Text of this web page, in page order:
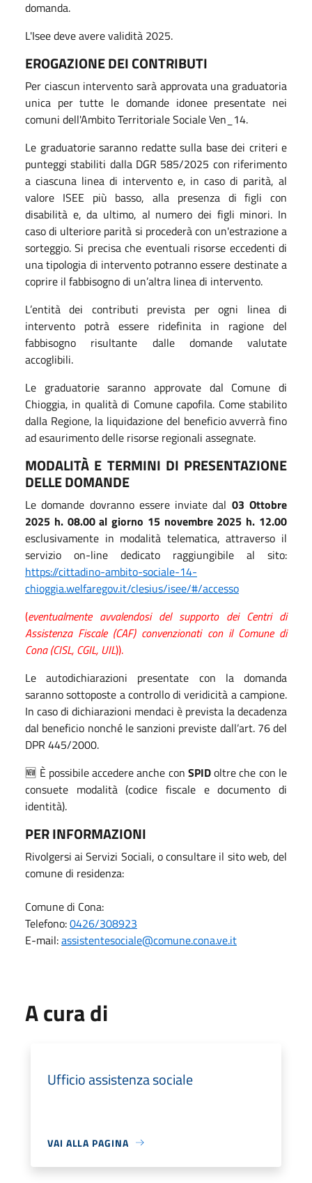
domanda.
L'Isee deve avere validità 2025.
EROGAZIONE DEI CONTRIBUTI
Per ciascun intervento sarà approvata una graduatoria
unica per tutte le domande idonee presentate nei
comuni dell'Ambito Territoriale Sociale Ven_14.
Le graduatorie saranno redatte sulla base dei criteri e
punteggi stabiliti dalla DGR 585/2025 con riferimento
a ciascuna linea di intervento e, in caso di parità, al
valore ISEE più basso, alla presenza di figli con
disabilità e, da ultimo, al numero dei figli minori. In
caso di ulteriore parità si procederà con un'estrazione a
sorteggio. Si precisa che eventuali risorse eccedenti di
una tipologia di intervento potranno essere destinate a
coprire il fabbisogno di un’altra linea di intervento.
L’entità dei contributi prevista per ogni linea di
intervento potrà essere ridefinita in ragione del
fabbisogno risultante dalle domande valutate
accoglibili.
Le graduatorie saranno approvate dal Comune di
Chioggia, in qualità di Comune capofila. Come stabilito
dalla Regione, la liquidazione del beneficio avverrà fino
ad esaurimento delle risorse regionali assegnate.
MODALITÀ E TERMINI DI PRESENTAZIONE
DELLE DOMANDE
Le domande dovranno essere inviate dal 03 Ottobre
2025 h. 08.00 al giorno 15 novembre 2025 h. 12.00
esclusivamente in modalità telematica, attraverso il
servizio on-line dedicato raggiungibile al sito:
https://cittadino-ambito-sociale-14-
chioggia.welfaregov.it/clesius/isee/#/accesso
(eventualmente avvalendosi del supporto dei Centri di
Assistenza Fiscale (CAF) convenzionati con il Comune di
Cona (CISL, CGIL, UIL)).
Le autodichiarazioni presentate con la domanda
saranno sottoposte a controllo di veridicità a campione.
In caso di dichiarazioni mendaci è prevista la decadenza
dal beneficio nonché le sanzioni previste dall’art. 76 del
DPR 445/2000.
🆕​ È possibile accedere anche con SPIDoltre che con le
consuete modalità (codice fiscale e documento di
identità).
PER INFORMAZIONI
Rivolgersi ai Servizi Sociali, o consultare il sito web, del
comune di residenza:
Comune di Cona:
Telefono:0426/308923
E-mail:assistentesociale@comune.cona.ve.it
A cura di
Ufficio assistenza sociale
VAI ALLA PAGINA